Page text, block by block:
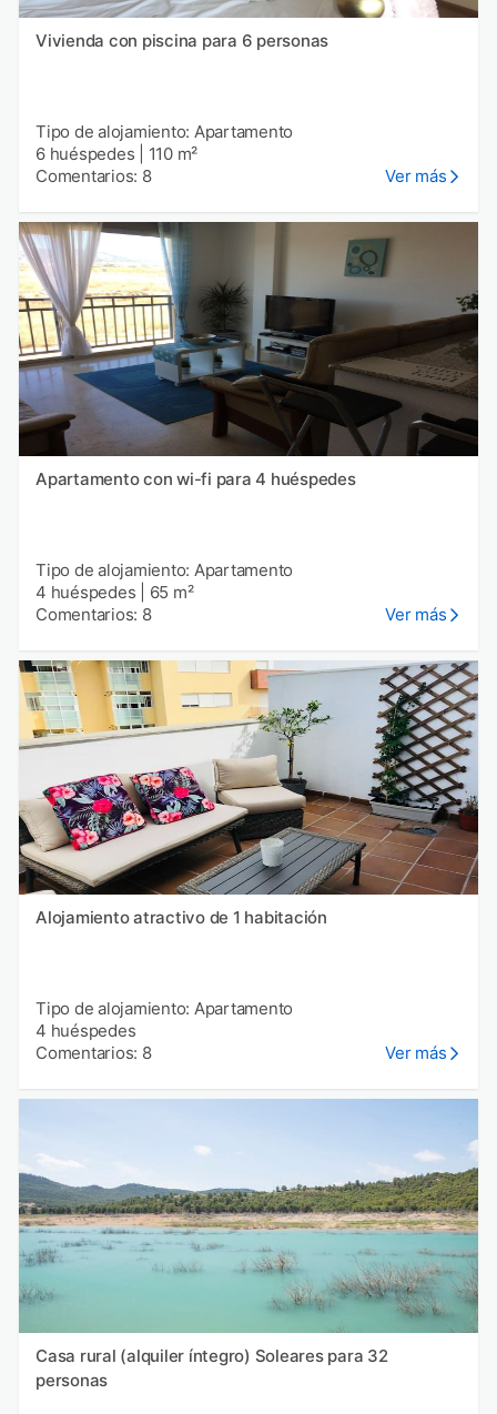
Vivienda con piscina para 6 personas
Tipo de alojamiento: Apartamento
6 huéspedes
110 m²
Comentarios: 8
Ver más
Apartamento con wi-fi para 4 huéspedes
Tipo de alojamiento: Apartamento
4 huéspedes
65 m²
Comentarios: 8
Ver más
Alojamiento atractivo de 1 habitación
Tipo de alojamiento: Apartamento
4 huéspedes
Comentarios: 8
Ver más
Casa rural (alquiler íntegro) Soleares para 32
personas